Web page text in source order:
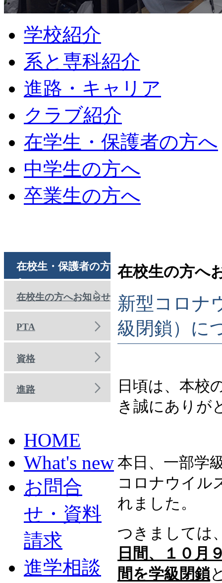
学校紹介
系と専科紹介
進路・キャリア
クラブ紹介
在学生・保護者の方へ
中学生の方へ
卒業生の方へ
在校生・保護者の方
へ
在校生の方へお知らせ
PTA
資格
進路
在校生の方へ
新型コロナ
級閉鎖）に
日頃は、本校
き誠にありが
本日、一部学
コロナウイル
れました。
つきましては
日間、１０月
間を学級閉鎖
HOME
What's new
お問合
せ・資料
請求
進学相談